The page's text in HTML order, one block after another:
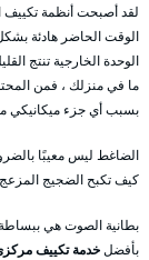
لقد أصبحت أنظمة تكييف
الوقت الحاضر هادئة
الوحدة الخارجية تنتج
ما في منزلك ، فمن
بسبب أي جزء ميكانيكي
الضاغط ليس معيبًا
كيف تكبح الضجيج
بطانية الصوت هي
بأفضلخدمة تكييف